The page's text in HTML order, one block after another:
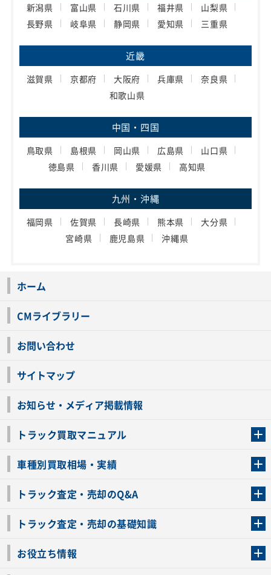
新潟県 富山県 石川県 福井県
山梨県
長野県
岐阜県 静岡県 愛知県 三重県
近畿
滋賀県 京都府 大阪府 兵庫県
奈良県
和歌山県
中国・四国
鳥取県 島根県 岡山県 広島県
山口県
徳島県
香川県 愛媛県 高知県
九州・沖縄
福岡県 佐賀県 長崎県 熊本県
大分県
宮崎県
鹿児島県 沖縄県
ホーム
CMライブラリー
お問い合わせ
サイトマップ
お知らせ・メディア掲載情報
トラック買取マニュアル
車種別買取相場・実績
トラック査定・売却のQ&A
トラック査定・売却の基礎知識
お役立ち情報